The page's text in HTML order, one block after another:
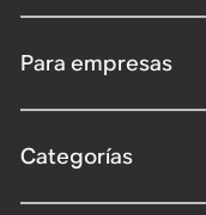
Para empresas
Categorías